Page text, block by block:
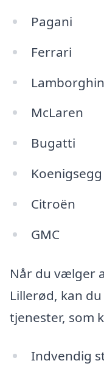
Pagani
Ferrari
McLaren
Bugatti
Koenigsegg
Citroën
GMC
Når du vælger
Lillerød, kan
tjenester, som
Indvendig